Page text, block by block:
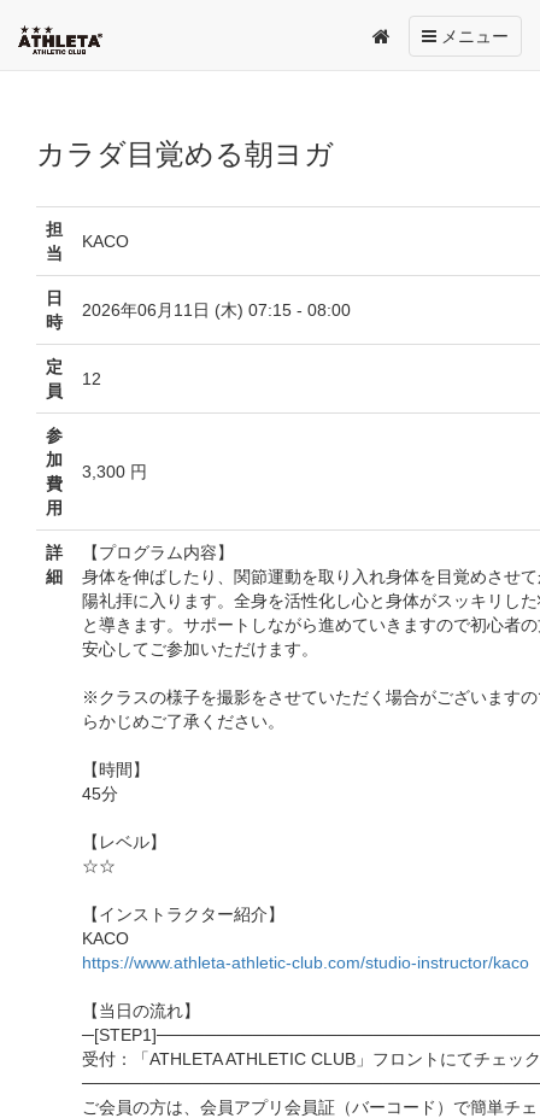
Toggle
navigation
メニュー
カラダ目覚める朝ヨガ
担
当
KACO
日
時
2026年06月11日 (木) 07:15 - 08:00
定
員
12
参
加
費
用
3,300 円
詳
細
【プログラム内容】
身体を伸ばしたり、関節運動を取り入れ身体を目覚めさせ
陽礼拝に入ります。全身を活性化し心と身体がスッキリし
と導きます。サポートしながら進めていきますので初心者
安心してご参加いただけます。
※クラスの様子を撮影をさせていただく場合がございます
らかじめご了承ください。
【時間】
45分
【レベル】
☆☆
【インストラクター紹介】
KACO
https://www.athleta-athletic-club.com/studio-instructor/kaco
【当日の流れ】
受付：「ATHLETA ATHLETIC CLUB」フロントにてチェッ
ご会員の方は、会員アプリ会員証（バーコード）で簡単チ